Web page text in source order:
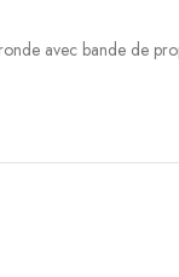
avec bande de